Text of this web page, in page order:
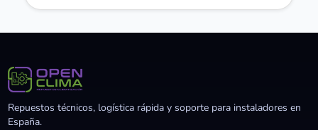
Repuestos técnicos, logística rápida y soporte para instaladores en
España.